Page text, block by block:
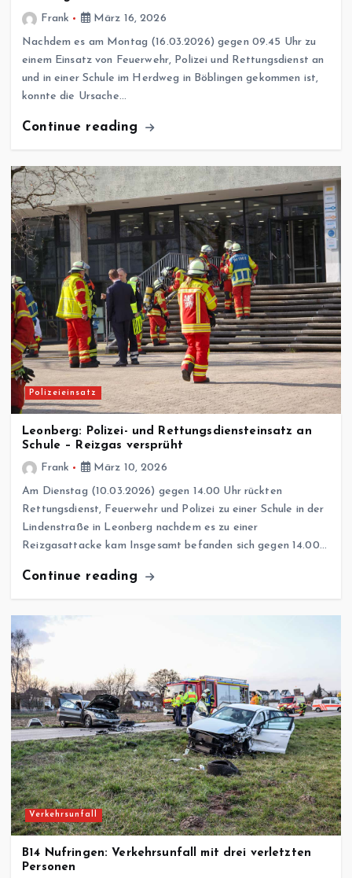
Frank
März 16, 2026
Nachdem es am Montag (16.03.2026) gegen 09.45 Uhr zu
einem Einsatz von Feuerwehr, Polizei und Rettungsdienst an
und in einer Schule im Herdweg in Böblingen gekommen ist,
konnte die Ursache…
Continue reading
Polizeieinsatz
Leonberg: Polizei- und Rettungsdiensteinsatz an
Schule – Reizgas versprüht
Frank
März 10, 2026
Am Dienstag (10.03.2026) gegen 14.00 Uhr rückten
Rettungsdienst, Feuerwehr und Polizei zu einer Schule in der
Lindenstraße in Leonberg nachdem es zu einer
Reizgasattacke kam Insgesamt befanden sich gegen 14.00…
Continue reading
Verkehrsunfall
B14 Nufringen: Verkehrsunfall mit drei verletzten
Personen